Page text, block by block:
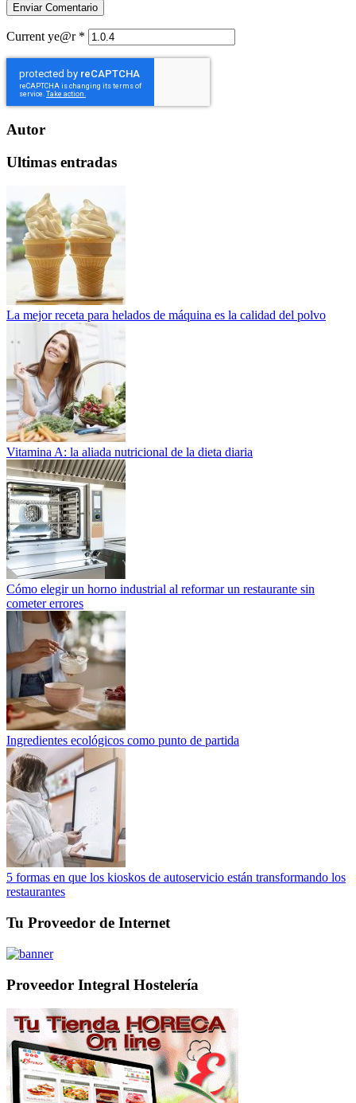
Current ye@r *
Autor
Ultimas entradas
La mejor receta para helados de máquina es la calidad del polvo
Vitamina A: la aliada nutricional de la dieta diaria
Cómo elegir un horno industrial al reformar un restaurante sin
cometer errores
Ingredientes ecológicos como punto de partida
5 formas en que los kioskos de autoservicio están transformando los
restaurantes
Tu Proveedor de Internet
Proveedor Integral Hostelería